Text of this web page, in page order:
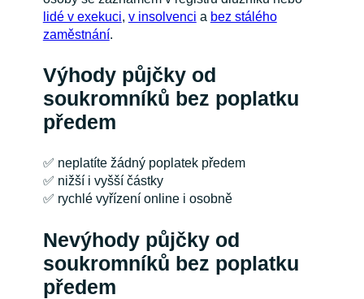
lidé v exekuci, v insolvenci a bez stálého
zaměstnání.
Výhody půjčky od
soukromníků bez poplatku
předem
✅ neplatíte žádný poplatek předem
✅ nižší i vyšší částky
✅ rychlé vyřízení online i osobně
Nevýhody půjčky od
soukromníků bez poplatku
předem